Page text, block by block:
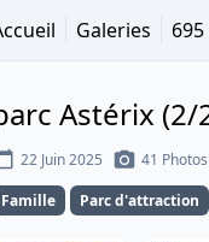
Galeries 695
Astérix (2/
22 Juin 2025
41 Photos
Famille
Parc d'attraction